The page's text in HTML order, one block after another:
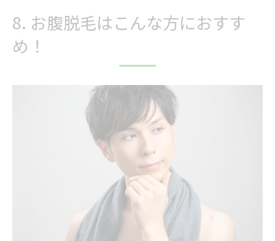
8. お腹脱毛はこんな方におすす
め！